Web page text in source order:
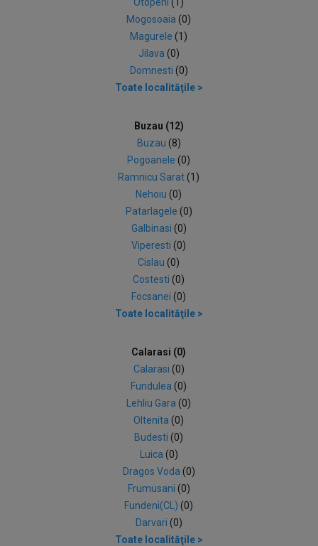
Mogosoaia (0)
Magurele (1)
Jilava (0)
Domnesti (0)
Toate localităţile >
Buzau (12)
Buzau (8)
Pogoanele (0)
Ramnicu Sarat (1)
Nehoiu (0)
Patarlagele (0)
Galbinasi (0)
Viperesti (0)
Cislau (0)
Costesti (0)
Focsanei (0)
Toate localităţile >
Calarasi (0)
Calarasi (0)
Fundulea (0)
Lehliu Gara (0)
Oltenita (0)
Budesti (0)
Luica (0)
Dragos Voda (0)
Frumusani (0)
Fundeni(CL) (0)
Darvari (0)
Toate localităţile >